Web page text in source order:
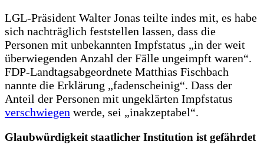
LGL-Präsident Walter Jonas teilte indes mit, es habe
sich nachträglich feststellen lassen, dass die
Personen mit unbekannten Impfstatus „in der weit
überwiegenden Anzahl der Fälle ungeimpft waren“.
FDP-Landtagsabgeordnete Matthias Fischbach
nannte die Erklärung „fadenscheinig“. Dass der
Anteil der Personen mit ungeklärten Impfstatus
verschwiegen werde, sei „inakzeptabel“.
Glaubwürdigkeit staatlicher Institution ist gefährdet